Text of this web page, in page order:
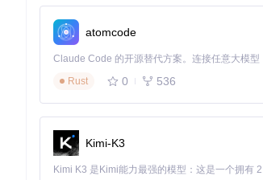
适合人群
移动开发者：可学习Android音频处理、
学生与研究者：用于会议记录、访谈采集
开源爱好者：参与项目贡献或二次开发定
使用场景推荐
学术研究：课堂录音配合书签功能标记重
音乐创作：通过WAV格式录制乐器小样，
atomcode
Rust
0 536
Kimi-K3